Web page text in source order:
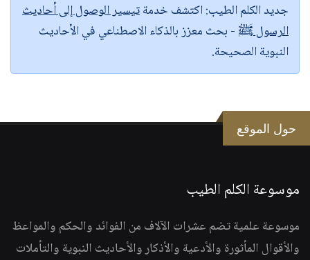
جديد الكلم الطيب:اكتشف خدمةتيسير الوصول إلى أحاديث
الرسول ﷺ - بحث معزز بالذكاء الاصطناعي في الأحاديث
النبوية الصحيحة.
حول الموقع
موسوعة الكلم الطيب
موسوعة علمية تضم عشرات الآلاف من الفوائد والحكم والمواعظ
والأقوال المأثورة والأدعية والأذكار والأحاديث النبوية والتأملات